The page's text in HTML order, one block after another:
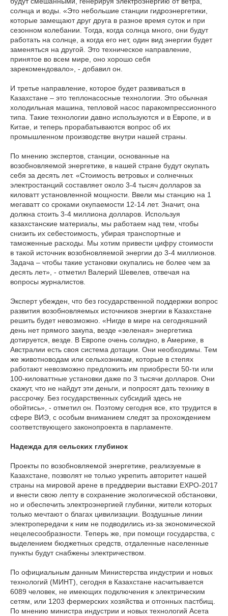
солнца и воды. «Это небольшие станции гидроэнергетики,
которые замещают друг друга в разное время суток и при
сезонном колебании. Тогда, когда солнца много, они будут
работать на солнце, а когда его нет, один вид энергии будет
заменяться на другой. Это техническое направление,
принятое во всем мире, оно хорошо себя
зарекомендовало», - добавил он.
И третье направление, которое будет развиваться в
Казахстане – это теплонасосные технологии. Это обычная
холодильная машина, тепловой насос паракомпрессионного
типа. Такие технологии давно используются и в Европе, и в
Китае, и теперь прорабатываются вопрос об их
промышленном производстве внутри нашей страны.
По мнению экспертов, станции, основанные на
возобновляемой энергетике, в нашей стране будут окупать
себя за десять лет. «Стоимость ветровых и солнечных
электростанций составляет около 3-4 тысяч долларов за
киловатт установленной мощности. Ввели мы станцию на 1
мегаватт со сроками окупаемости 12-14 лет. Значит, она
должна стоить 3-4 миллиона долларов. Используя
казахстанские материалы, мы работаем над тем, чтобы
снизить их себестоимость, убирая транспортные и
таможенные расходы. Мы хотим привести цифру стоимости
в такой источник возобновляемой энергии до 3-4 миллионов.
Задача – чтобы такие установки окупались не более чем за
десять лет», - отметил Валерий Шевелев, отвечая на
вопросы журналистов.
Эксперт убежден, что без государственной поддержки вопрос
развития возобновляемых источников энергии в Казахстане
решить будет невозможно. «Нигде в мире на сегодняшний
день нет прямого закупа, везде «зеленая» энергетика
дотируется, везде. В Европе очень солидно, в Америке, в
Австралии есть своя система дотации. Они необходимы. Тем
же животноводам или сельхозникам, которые в степях
работают невозможно предложить им приобрести 50-ти или
100-киловаттные установки даже по 3 тысячи долларов. Они
скажут, что не найдут эти деньги, и попросят дать технику в
рассрочку. Без государственных субсидий здесь не
обойтись», - отметил он. Поэтому сегодня все, кто трудится в
сфере ВИЭ, с особым вниманием следят за прохождением
соответствующего законопроекта в парламенте.
Надежда для сельских глубинок
Проекты по возобновляемой энергетике, реализуемые в
Казахстане, позволят не только укрепить авторитет нашей
страны на мировой арене в преддверии выставки EXPO-2017
и внести свою лепту в сохранение экологической обстановки,
но и обеспечить электроэнергией глубинки, жители которых
только мечтают о благах цивилизации. Воздушные линии
электропередачи к ним не подводились из-за экономической
нецелесообразности. Теперь же, при помощи государства, с
выделением бюджетных средств, отдаленные населенные
пункты будут снабжены электричеством.
По официальным данным Министерства индустрии и новых
технологий (МИНТ), сегодня в Казахстане насчитывается
6089 человек, не имеющих подключения к электрическим
сетям, или 1203 фермерских хозяйства и отгонных пастбищ.
По мнению министра индустрии и новых технологий Асета